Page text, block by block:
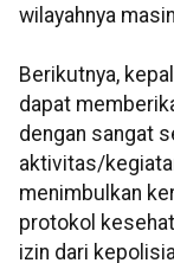
wilayahnya
Berikutnya,
dapat
dengan sangat
aktivitas/
menimbulkan
protokol
izin dari